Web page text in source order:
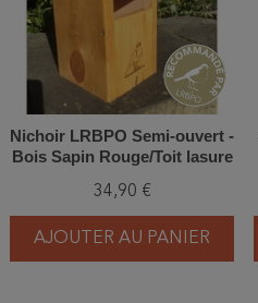
Nichoir LRBPO Semi-ouvert -
Bois Sapin Rouge/Toit lasure
34,90 €
AJOUTER AU PANIER